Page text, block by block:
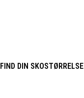
FIND DIN SKOSTØRRELSE